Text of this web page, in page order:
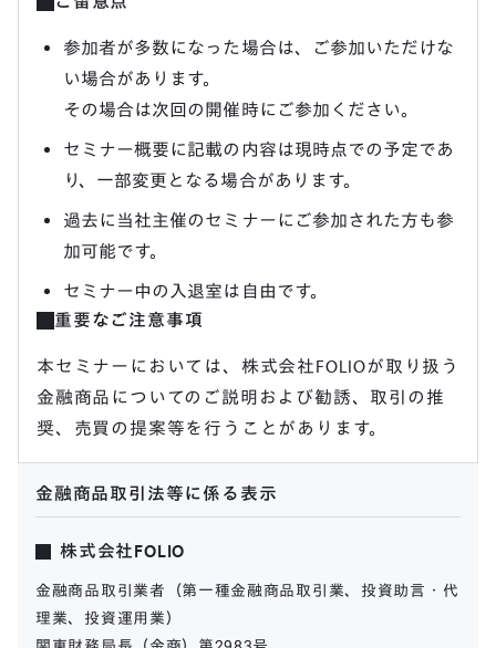
参加者が多数になった場合は、ご参加いただけな
い場合があります。
その場合は次回の開催時にご参加ください。
セミナー概要に記載の内容は現時点での予定であ
り、一部変更となる場合があります。
過去に当社主催のセミナーにご参加された方も参
加可能です。
セミナー中の入退室は自由です。
重要なご注意事項
本セミナーにおいては、株式会社FOLIOが取り扱う
金融商品についてのご説明および勧誘、取引の推
奨、売買の提案等を行うことがあります。
金融商品取引法等に係る表示
株式会社FOLIO
金融商品取引業者（第一種金融商品取引業、投資助言・代
理業、投資運用業）